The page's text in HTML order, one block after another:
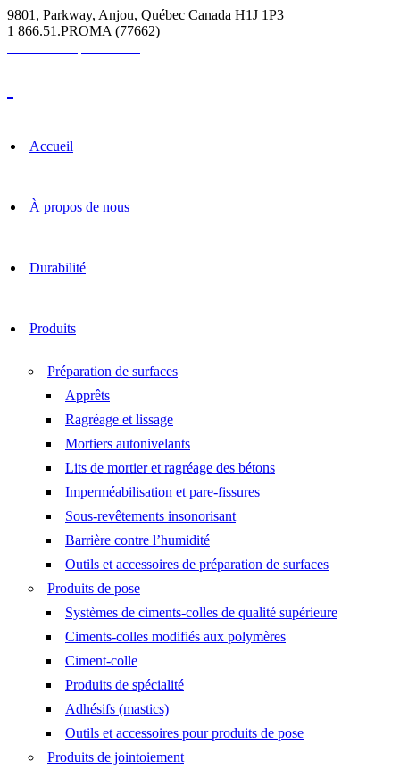
9801, Parkway, Anjou, Québec Canada H1J 1P3
1 866.51.PROMA (77662)
Accueil
À propos de nous
Durabilité
Produits
Préparation de surfaces
Apprêts
Ragréage et lissage
Mortiers autonivelants
Lits de mortier et ragréage des bétons
Imperméabilisation et pare-fissures
Sous-revêtements insonorisant
Barrière contre l’humidité
Outils et accessoires de préparation de surfaces
Produits de pose
Systèmes de ciments-colles de qualité supérieure
Ciments-colles modifiés aux polymères
Ciment-colle
Produits de spécialité
Adhésifs (mastics)
Outils et accessoires pour produits de pose
Produits de jointoiement